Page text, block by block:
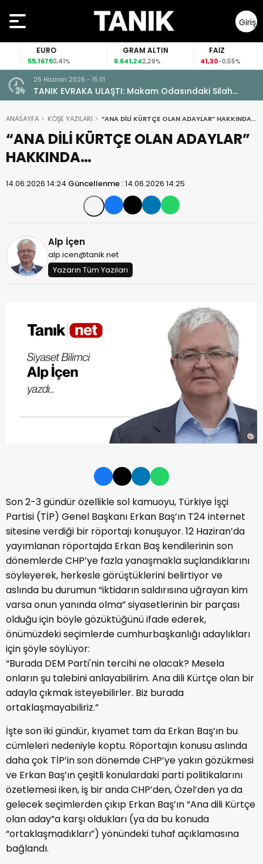
Giriş
Yap
EURO
55,16750,41%
GRAM ALTIN
6.641,242,29%
FAİZ
41,30-0,55%
25 Haziran 2026 - 15:01
TANIK EVRAKA ULAŞTI: Makam Odasındaki Silah
Ruhsatsız Çıktı!
ANASAYFA KÖŞE YAZILARI “ANA DİLİ KÜRTÇE OLAN ADAYLAR” HAKKINDA…
“ANA DİLİ KÜRTÇE OLAN ADAYLAR”
HAKKINDA…
14.06.2026 14:24 Güncellenme :14.06.2026 14:25
Alp İçen
alp.icen@tanik.net
Yazarın Tüm Yazıları
Son 2-3 gündür özellikle sol kamuoyu, Türkiye İşçi
Partisi (TİP) Genel Başkanı Erkan Baş’ın T24 internet
sitesine verdiği bir röportajı konuşuyor. 12 Haziran’da
yayımlanan röportajda Erkan Baş kendilerinin son
dönemlerde CHP’ye fazla yanaşmakla suçlandıklarını
söyleyerek, herkesle görüştüklerini belirtiyor ve
aslında bu durumun “iktidarın saldırısına uğrayan kim
varsa onun yanında olma” siyasetlerinin bir parçası
olduğu için böyle gözüktüğünü ifade ederek,
önümüzdeki seçimlerde cumhurbaşkanlığı adaylıkları
için şöyle söylüyor:
“Burada DEM Parti'nin tercihi ne olacak? Mesela
onların şu talebini anlayabilirim. Ana dili Kürtçe olan bir
adayla çıkmak isteyebilirler. Biz burada
ortaklaşmayabiliriz.”
İşte son iki gündür, kıyamet tam da Erkan Baş’ın bu
cümleleri nedeniyle koptu. Röportajın konusu aslında
daha çok TİP’in son dönemde CHP’ye yakın gözükmesi
ve Erkan Baş’ın çeşitli konulardaki parti politikalarını
özetlemesi iken, iş bir anda CHP’den, Özel’den ya da
gelecek seçimlerden çıkıp Erkan Baş’ın “Ana dili Kürtçe
olan aday”a karşı oldukları (ya da bu konuda
“ortaklaşmadıkları”) yönündeki tuhaf açıklamasına
bağlandı.